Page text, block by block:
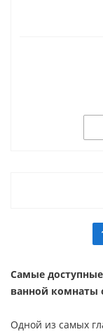
Самые
ванной комнаты
Одной из самых